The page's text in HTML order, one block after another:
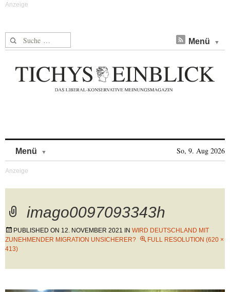
Suche nach: Menü
Menü So, 9. Aug 2026
imago0097093343h
PUBLISHED ON 12. NOVEMBER 2021 IN WIRD DEUTSCHLAND MIT
ZUNEHMENDER MIGRATION UNSICHERER?
FULL RESOLUTION (620 ×
413)